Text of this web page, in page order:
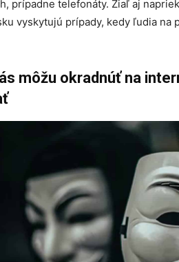
prípadne telefonáty. Žiaľ aj
vyskytujú prípady, kedy ľudia
môžu okradnúť na